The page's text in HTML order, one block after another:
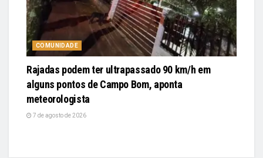
COMUNIDADE
Rajadas podem ter ultrapassado 90 km/h em
alguns pontos de Campo Bom, aponta
meteorologista
7 de agosto de 2026